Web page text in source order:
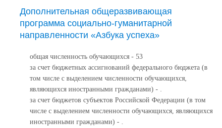
Дополнительная общеразвивающая
программа социально-гуманитарной
направленности «Азбука успеха»
общая численность обучающихся - 53
за счет бюджетных ассигнований федерального бюджета (в
том числе с выделением численности обучающихся,
являющихся иностранными гражданами) - .
за счет бюджетов субъектов Российской Федерации (в том
числе с выделением численности обучающихся, являющихся
иностранными гражданами) - .